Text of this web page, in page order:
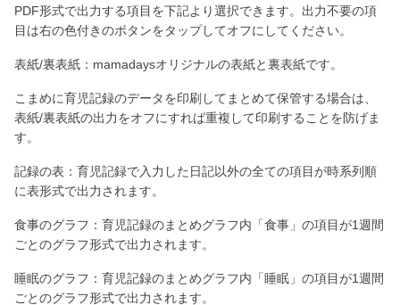
PDF形式で出力する項目を下記より選択できます。出力不要の項
目は右の色付きのボタンをタップしてオフにしてください。
表紙/裏表紙：mamadaysオリジナルの表紙と裏表紙です。
こまめに育児記録のデータを印刷してまとめて保管する場合は、
表紙/裏表紙の出力をオフにすれば重複して印刷することを防げま
す。
記録の表：育児記録で入力した日記以外の全ての項目が時系列順
に表形式で出力されます。
食事のグラフ：育児記録のまとめグラフ内「食事」の項目が1週間
ごとのグラフ形式で出力されます。
睡眠のグラフ：育児記録のまとめグラフ内「睡眠」の項目が1週間
ごとのグラフ形式で出力されます。